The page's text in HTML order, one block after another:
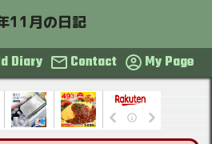
11月の日記
Diary Contact My Page